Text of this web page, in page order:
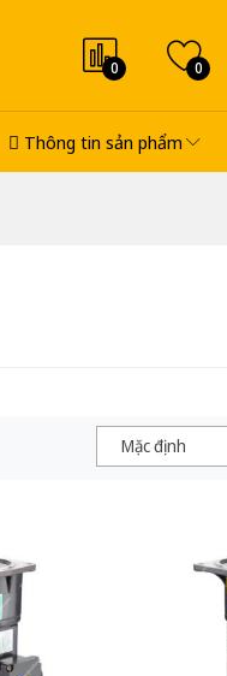
0 0
Thông tin sản phẩm
Mặc định